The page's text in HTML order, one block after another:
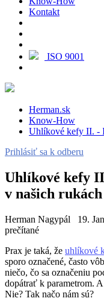
Kontakt
ISO 9001
Herman.sk
Know-How
Uhlíkové kefy II. -
Prihlásiť sa k odberu
Uhlíkové kefy
v našich rukách
Herman Nagypál 19.
prečítané
Prax je taká, že uhlíkové
sporo označené, často
niečo, čo sa označeniu
dopátrať k parametrom.
Nie? Tak načo nám sú?